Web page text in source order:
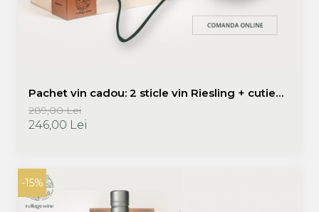
Pachet vin cadou: 2 sticle vin Riesling + cutie
lemn | Promoție vinuri cadou
289,00 Lei
246,00 Lei
-15%